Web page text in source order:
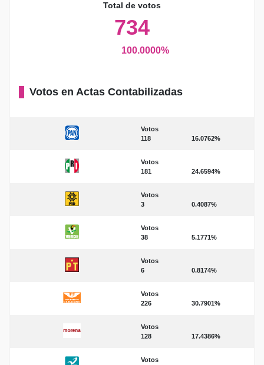
Total de votos
734
100.0000%
Votos en Actas Contabilizadas
Votos
118
16.0762%
Votos
181
24.6594%
Votos
3
0.4087%
Votos
38
5.1771%
Votos
6
0.8174%
Votos
226
30.7901%
Votos
128
17.4386%
Votos